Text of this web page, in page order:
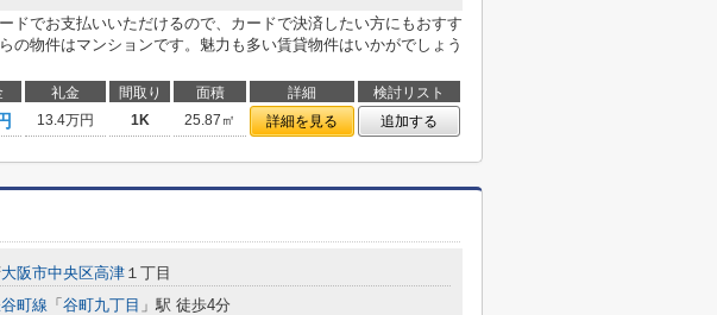
ドでお支払いいただけるので、カードで決済したい方にもおすす
の物件はマンションです。魅力も多い賃貸物件はいかがでしょう
礼金 間取り 面積 詳細
検討リスト
13.4万円 1K 25.87㎡ 詳細を見る 追加する
大阪市中央区高津 １丁目
町線 「 谷町九丁目 」駅 徒歩4分